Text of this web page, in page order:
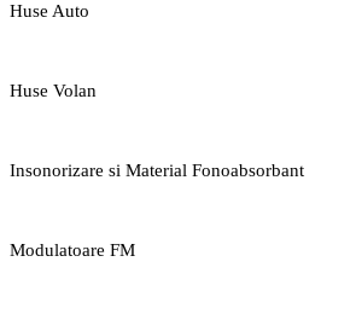
Huse Auto
Huse Volan
Insonorizare si Material Fonoabsorbant
Modulatoare FM